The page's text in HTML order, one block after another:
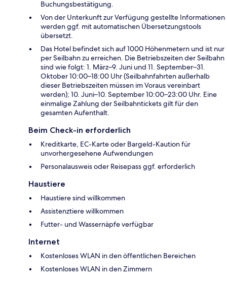
Buchungsbestätigung.
Von der Unterkunft zur Verfügung gestellte Informationen
werden ggf. mit automatischen Übersetzungstools
übersetzt.
Das Hotel befindet sich auf 1000 Höhenmetern und ist nur
per Seilbahn zu erreichen. Die Betriebszeiten der Seilbahn
sind wie folgt: 1. März–9. Juni und 11. September–31.
Oktober 10:00–18:00 Uhr (Seilbahnfahrten außerhalb
dieser Betriebszeiten müssen im Voraus vereinbart
werden); 10. Juni–10. September 10:00–23:00 Uhr. Eine
einmalige Zahlung der Seilbahntickets gilt für den
gesamten Aufenthalt.
Beim Check-in erforderlich
Kreditkarte, EC-Karte oder Bargeld-Kaution für
unvorhergesehene Aufwendungen
Personalausweis oder Reisepass ggf. erforderlich
Haustiere
Haustiere sind willkommen
Assistenztiere willkommen
Futter- und Wassernäpfe verfügbar
Internet
Kostenloses WLAN in den öffentlichen Bereichen
Kostenloses WLAN in den Zimmern